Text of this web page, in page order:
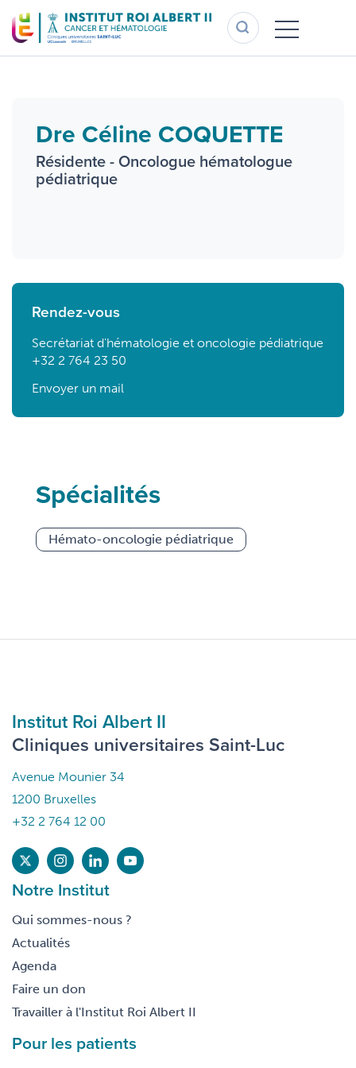
au
contenu
principal
Dre Céline COQUETTE
Résidente - Oncologue hématologue
pédiatrique
Spécialités
Hémato-oncologie pédiatrique
Rendez-vous
Secrétariat d'hématologie et oncologie pédiatrique
+32 2 764 23 50
Envoyer un mail
Institut Roi Albert II
Cliniques universitaires Saint-Luc
Avenue Mounier 34
1200 Bruxelles
+32 2 764 12 00
Notre Institut
Qui sommes-nous ?
Actualités
Agenda
Faire un don
Travailler à l'Institut Roi Albert II
Pour les patients